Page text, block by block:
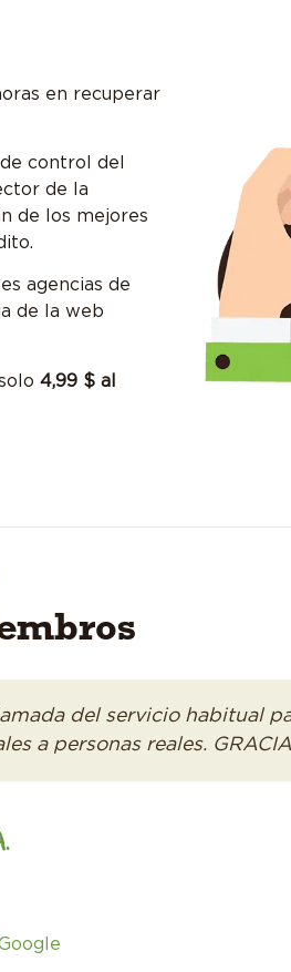
en recuperar
control del
de la
de los mejores
agencias de
de la web
4,99 $ al
del servicio habitual
a personas reales.